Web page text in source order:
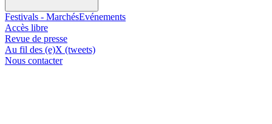
Festivals - MarchésEvénements
Accès libre
Revue de presse
Au fil des (e)X (tweets)
Nous contacter